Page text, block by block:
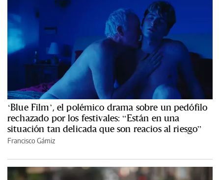
‘Blue Film’, el polémico drama sobre un pedófilo
rechazado por los festivales: “Están en una
situación tan delicada que son reacios al riesgo”
Francisco Gámiz